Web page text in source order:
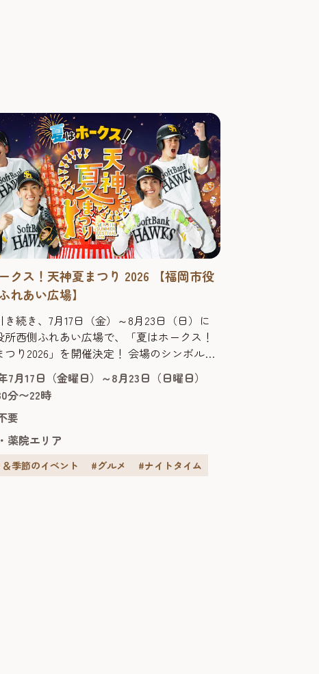
クス！天神夏まつり 2026 【福岡市役
れあい広場】
き続き、7月17日（金）～8月23日（日）に
所西側ふれあい広場で、「夏はホークス！
2026」を開催決定！ 会場のシンボルで
やぐら）はホークス仕様に装飾され、お気
手と写真撮影を楽しめるフォトスポット
場を彩ります。さらに、ホークス戦のナイ
催日にはパブリックビューイングを実
7月17日（金曜日）～8月23日（日曜日）
分〜22時
要
薬院エリア
季節のイベント #グルメ #ナイトタイム